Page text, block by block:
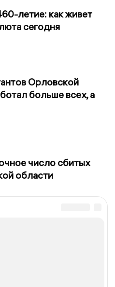
летие: как живет
сегодня
Орловской
больше всех, а
число сбитых
области